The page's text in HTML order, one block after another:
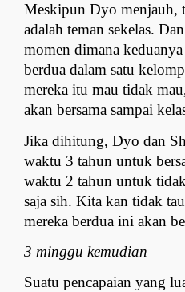
Meskipun Dyo menjauh,
adalah teman sekelas.
momen dimana
berdua dalam satu
mereka itu mau tidak
akan bersama sampai
Jika dihitung, Dyo dan
waktu 3 tahun untuk
waktu 2 tahun untuk
saja sih. Kita kan tidak
mereka berdua ini akan
3 minggu kemudian
Suatu pencapaian yang